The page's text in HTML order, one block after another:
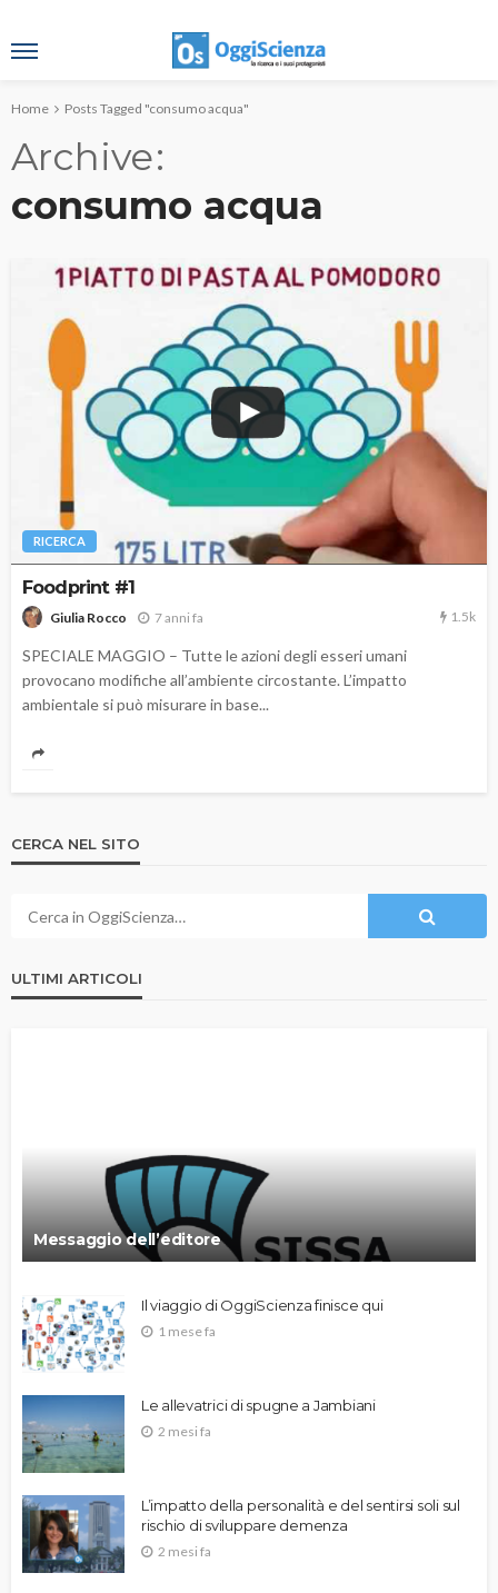
Home Posts Tagged "consumo acqua"
Archive
consumo acqua
RICERCA
Foodprint #1
Giulia Rocco 7 anni fa 1.5k
SPECIALE MAGGIO – Tutte le azioni degli esseri umani
provocano modifiche all’ambiente circostante. L’impatto
ambientale si può misurare in base...
CERCA NEL SITO
ULTIMI ARTICOLI
Messaggio dell’editore
Il viaggio di OggiScienza finisce qui
1 mese fa
Le allevatrici di spugne a Jambiani
2 mesi fa
L’impatto della personalità e del sentirsi soli sul
rischio di sviluppare demenza
2 mesi fa